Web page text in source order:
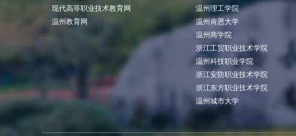
现代高等职业技术教育网
温州教育网
温州理工学院
温州肯恩大学
温州商学院
浙江工贸职业技术学院
温州科技职业学院
浙江安防职业技术学院
浙江东方职业技术学院
温州城市大学